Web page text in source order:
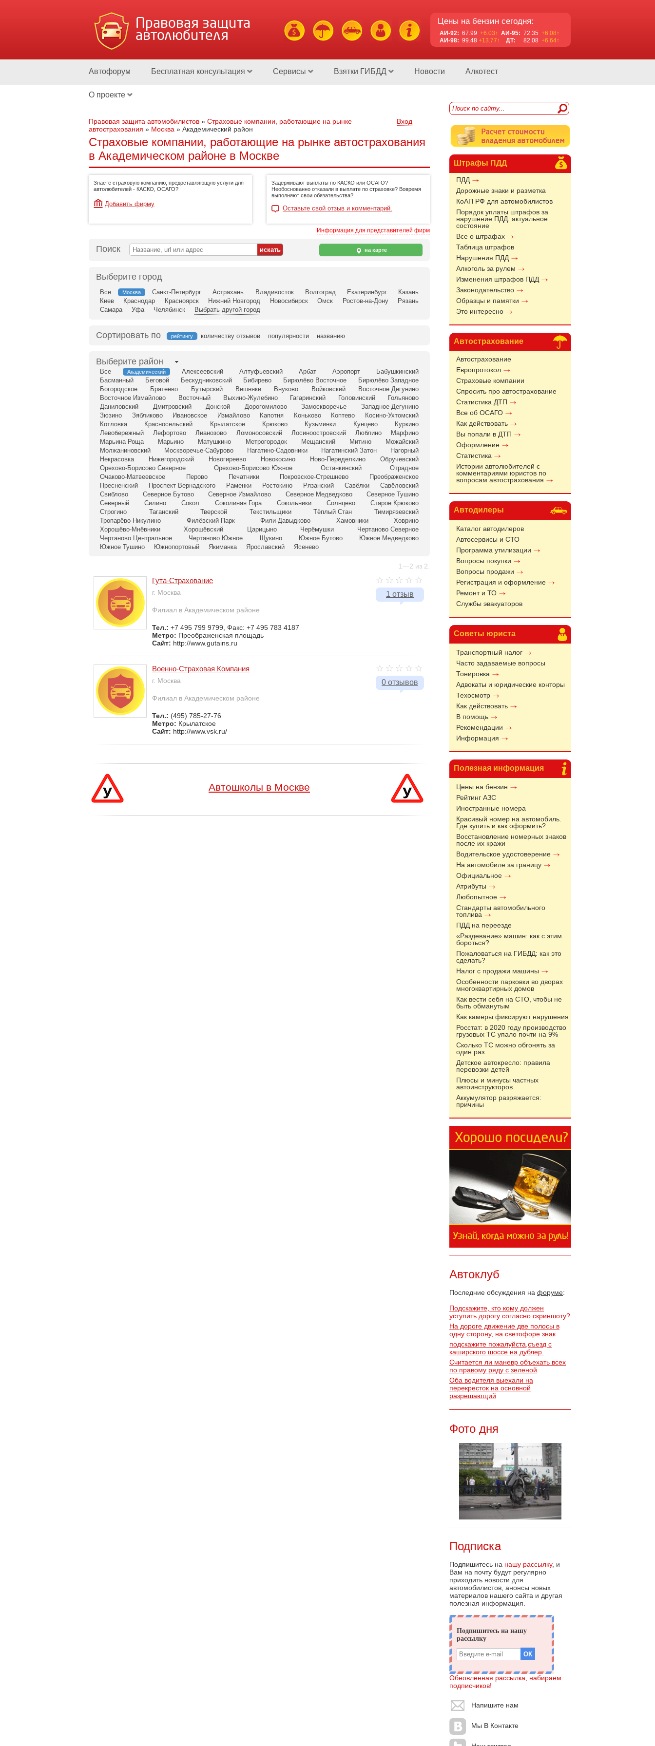
Правовая защита
автолюбителя
Цены на бензин сегодня:
АИ-92: 67.99 +6.03↑ АИ-95: 72.35 +6.08↑
АИ-98: 99.48 +13.77↑ ДТ: 82.08 +6.64↑
Автофорум Бесплатная консультация Сервисы Взятки ГИБДД Новости Алкотест
О проекте
Штрафы ПДД
ПДД
Дорожные знаки и разметка
КоАП РФ для автомобилистов
Порядок уплаты штрафов за
нарушение ПДД: актуальное
состояние
Все о штрафах
Таблица штрафов
Нарушения ПДД
Алкоголь за рулем
Изменения штрафов ПДД
Законодательство
Образцы и памятки
Это интересно
Автострахование
Автострахование
Европротокол
Страховые компании
Спросить про автострахование
Статистика ДТП
Все об ОСАГО
Как действовать
Вы попали в ДТП
Оформление
Статистика
Истории автолюбителей с
комментариями юристов по
вопросам автострахования
Автодилеры
Каталог автодилеров
Автосервисы и СТО
Программа утилизации
Вопросы покупки
Вопросы продажи
Регистрация и оформление
Ремонт и ТО
Службы эвакуаторов
Советы юриста
Транспортный налог
Часто задаваемые вопросы
Тонировка
Адвокаты и юридические конторы
Техосмотр
Как действовать
В помощь
Рекомендации
Информация
Полезная информация
Цены на бензин
Рейтинг АЗС
Иностранные номера
Красивый номер на автомобиль.
Где купить и как оформить?
Восстановление номерных знаков
после их кражи
Водительское удостоверение
На автомобиле за границу
Официальное
Атрибуты
Любопытное
Стандарты автомобильного
топлива
ПДД на переезде
«Раздевание» машин: как с этим
бороться?
Пожаловаться на ГИБДД: как это
сделать?
Налог с продажи машины
Особенности парковки во дворах
многоквартирных домов
Как вести себя на СТО, чтобы не
быть обманутым
Как камеры фиксируют нарушения
Росстат: в 2020 году производство
грузовых ТС упало почти на 9%
Сколько ТС можно обгонять за
один раз
Детское автокресло: правила
перевозки детей
Плюсы и минусы частных
автоинструкторов
Аккумулятор разряжается:
причины
Автоклуб
Последние обсуждения на форуме:
Подскажите, кто кому должен
уступить дорогу согласно скриншоту?
На дороге движение две полосы в
одну сторону, на светофоре знак
подскажите пожалуйста,съезд с
каширского шоссе на дублер.
Считается ли маневр объехать всех
по правому ряду с зеленой
Оба водителя выехали на
перекресток на основной
разрешающий
Фото дня
Подписка
Подпишитесь на нашу рассылку, и
Вам на почту будут регулярно
приходить новости для
автомобилистов, анонсы новых
материалов нашего сайта и другая
полезная информация.
Обновленная рассылка, набираем
подписчиков!
Напишите нам
Мы В Контакте
Правовая защита автомобилистов » Страховые компании, работающие на рынке
автострахования » Москва » Академический район
Вход
Страховые компании, работающие на рынке автострахования
в Академическом районе в Москве
Знаете страховую компанию, предоставляющую услуги для
автолюбителей - КАСКО, ОСАГО?
Добавить фирму
Задерживают выплаты по КАСКО или ОСАГО?
Необоснованно отказали в выплате по страховке? Вовремя
выполняют свои обязательства?
Оставьте свой отзыв и комментарий.
Информация для представителей фирм
Поиск на карте
Выберите город
Все Москва Санкт-Петербург Астрахань Владивосток Волгоград Екатеринбург
Казань
Киев
Краснодар Красноярск Нижний Новгород Новосибирск Омск Ростов-на-Дону
Рязань
Самара
Уфа Челябинск Выбрать другой город
Сортировать по рейтингу количеству отзывов популярности названию
Выберите район
Все Академический Алексеевский Алтуфьевский Арбат Аэропорт
Бабушкинский
Басманный
Беговой Бескудниковский Бибирево Бирюлёво Восточное
Бирюлёво Западное
Богородское
Братеево Бутырский Вешняки Внуково Войковский
Восточное Дегунино
Восточное Измайлово
Восточный Выхино-Жулебино Гагаринский Головинский
Гольяново
Даниловский
Дмитровский Донской Дорогомилово Замоскворечье
Западное Дегунино
Зюзино
Зябликово Ивановское Измайлово Капотня Коньково Коптево
Косино-Ухтомский
Котловка
Красносельский Крылатское Крюково Кузьминки Кунцево
Куркино
Левобережный
Лефортово Лианозово Ломоносовский Лосиноостровский Люблино
Марфино
Марьина Роща
Марьино Матушкино Метрогородок Мещанский Митино
Можайский
Молжаниновский
Москворечье-Сабурово Нагатино-Садовники Нагатинский Затон
Нагорный
Некрасовка
Нижегородский Новогиреево Новокосино Ново-Переделкино
Обручевский
Орехово-Борисово Северное
Орехово-Борисово Южное Останкинский
Отрадное
Очаково-Матвеевское
Перово Печатники Покровское-Стрешнево
Преображенское
Пресненский
Проспект Вернадского Раменки Ростокино Рязанский Савёлки
Савёловский
Свиблово
Северное Бутово Северное Измайлово Северное Медведково
Северное Тушино
Северный
Силино Сокол Соколиная Гора Сокольники Солнцево
Старое Крюково
Строгино
Таганский Тверской Текстильщики Тёплый Стан
Тимирязевский
Тропарёво-Никулино
Филёвский Парк Фили-Давыдково Хамовники
Ховрино
Хорошёво-Мнёвники
Хорошёвский Царицыно Черёмушки
Чертаново Северное
Чертаново Центральное
Чертаново Южное Щукино Южное Бутово
Южное Медведково
Южное Тушино
Южнопортовый Якиманка Ярославский Ясенево
1—2 из 2.
1 отзыв
Гута-Страхование
г. Москва
Филиал в Академическом районе
Тел.: +7 495 799 9799, Факс: +7 495 783 4187
Метро: Преображенская площадь
Сайт: http://www.gutains.ru
0 отзывов
Военно-Страховая Компания
г. Москва
Филиал в Академическом районе
Тел.: (495) 785-27-76
Метро: Крылатское
Сайт: http://www.vsk.ru/
Автошколы в Москве